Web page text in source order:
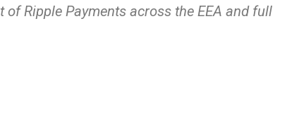
Ripple Payments across the EEA and full